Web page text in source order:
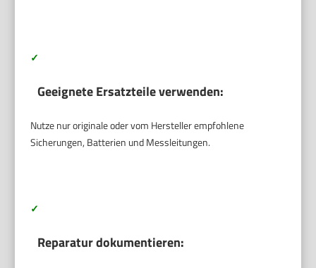
✓
Geeignete Ersatzteile verwenden:
Nutze nur originale oder vom Hersteller empfohlene
Sicherungen, Batterien und Messleitungen.
✓
Reparatur dokumentieren: